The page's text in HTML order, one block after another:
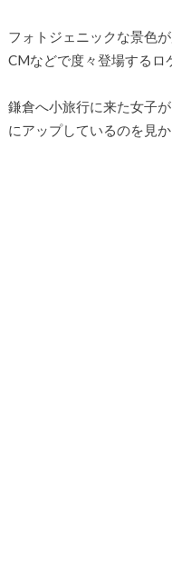
フォトジェニックな景色
CMなどで度々登場するロ
鎌倉へ小旅行に来た女子
にアップしているのを見か